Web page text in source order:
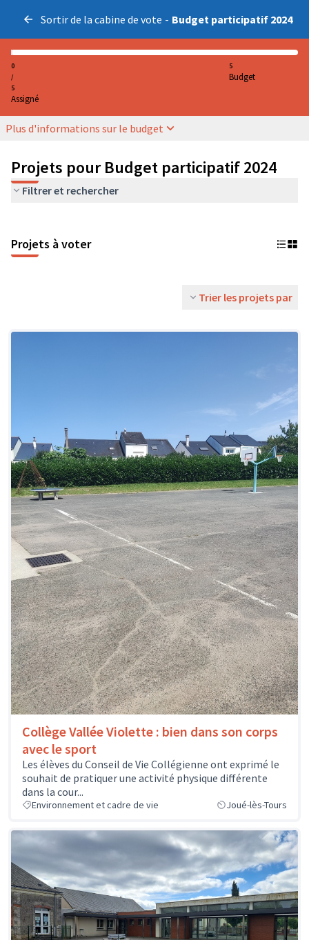
Sortir de la cabine de vote - Budget participatif 2024
0
/
5
Assigné
5
Budget
Plus d'informations sur le budget
Projets pour Budget participatif 2024
Filtrer et rechercher
Projets à voter
Trier les projets par
Collège Vallée Violette : bien dans son corps
avec le sport
Les élèves du Conseil de Vie Collégienne ont exprimé le
souhait de pratiquer une activité physique différente
dans la cour...
Environnement et cadre de vie Joué-lès-Tours